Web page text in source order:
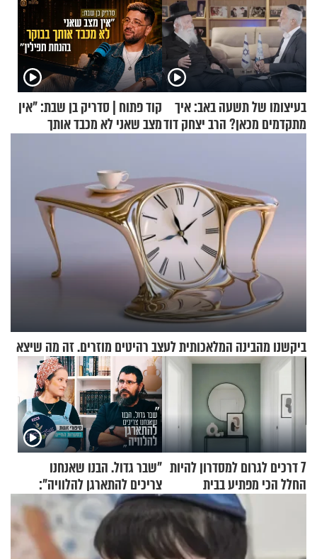
בעיצומו של תשעה באב: איך
מתקדמים מכאן? הרב יצחק דוד
קוד פתוח | סדריק בן שבת: "אין
מצב שאני לא מכבד אותך
ביקשנו מהבינה המלאכותית לעצב רהיטים מוזרים. זה מה שיצא
7 דרכים לגרום למסדרון להיות
החלל הכי מפתיע בבית
"שבר גדול. הבנו שאנחנו
צריכים להתארגן להלוויה":
זוגיות במבחן, הפעם עם מרים
וגד דנינו